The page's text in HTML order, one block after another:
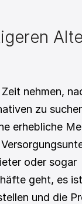
nehmen,
zu
erhebliche
oder sogar
geht, es
und die